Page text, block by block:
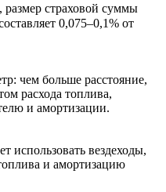
страховой суммы
0,075–0,1% от
чем больше расстояние,
расхода топлива,
и амортизации.
использовать вездеходы,
и амортизацию